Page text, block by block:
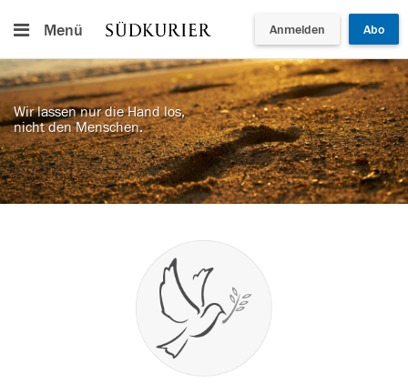
Menü Anmelden Abo
Wir lassen nur die Hand los,
nicht den Menschen.